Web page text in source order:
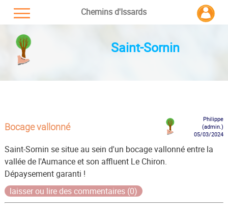
Chemins d'Issards
Saint-Sornin
Bocage vallonné
Philippe
(admin.)
05/03/2024
Saint-Sornin se situe au sein d'un bocage vallonné entre la
vallée de l'Aumance et son affluent Le Chiron.
Dépaysement garanti !
laisser ou lire des commentaires (0)